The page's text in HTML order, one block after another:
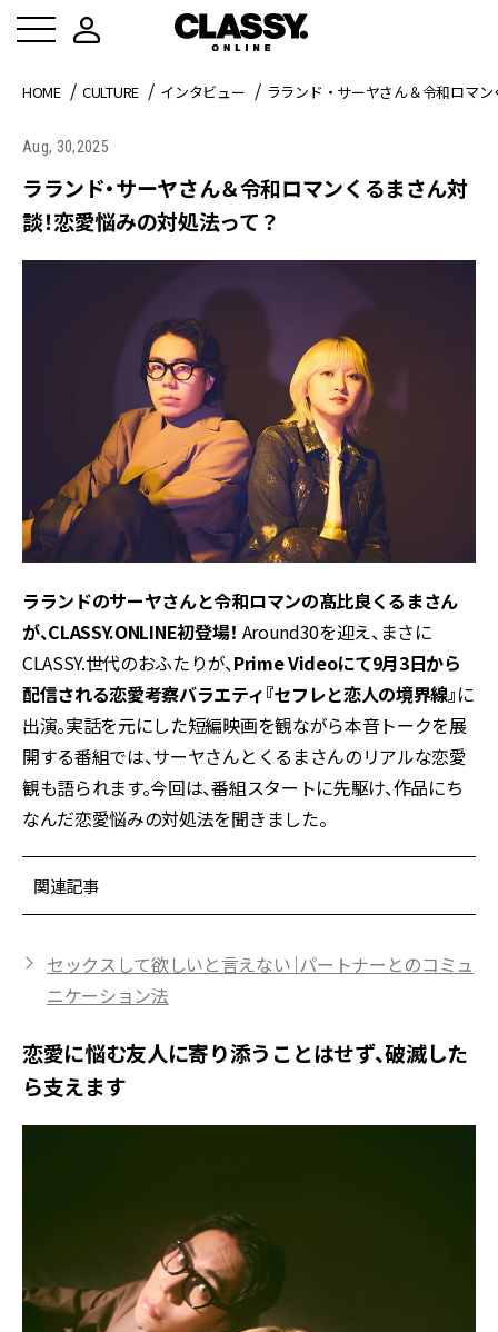
HOME CULTURE インタビュー ラランド・サーヤさん＆令和ロマ
Aug, 30,2025
ラランド・サーヤさん＆令和ロマンくるまさん対
談！恋愛悩みの対処法って？
ラランドのサーヤさんと令和ロマンの髙比良くるまさん
が、CLASSY.ONLINE初登場！ Around30を迎え、まさに
CLASSY.世代のおふたりが、Prime Videoにて9月3日から
配信される恋愛考察バラエティ『セフレと恋人の境界線』に
出演。実話を元にした短編映画を観ながら本音トークを展
開する番組では、サーヤさんとくるまさんのリアルな恋愛
観も語られます。今回は、番組スタートに先駆け、作品にち
なんだ恋愛悩みの対処法を聞きました。
関連記事
セックスして欲しいと言えない｜パートナーとのコミュ
ニケーション法
恋愛に悩む友人に寄り添うことはせず、破滅した
ら支えます